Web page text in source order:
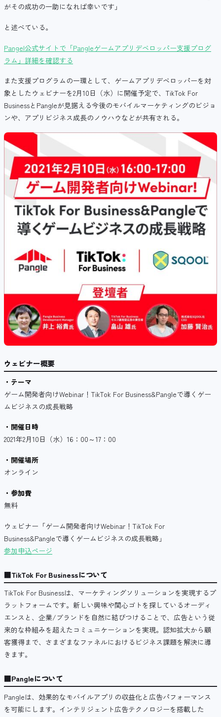
がその成功の一助になれば幸いです」
と述べている。
Pangel公式サイトで「Pangleゲームアプリデベロッパー支援プログ
ラム」詳細を確認する
また支援プログラムの一環として、ゲームアプリデベロッパーを対
象としたウェビナーを2月10日（水）に開催予定で、TikTok For
BusinessとPangleが見据える今後のモバイルマーケティングのビジョ
ンや、アプリビジネス成長のノウハウなどが共有される。
ウェビナー概要
・テーマ
ゲーム開発者向けWebinar！TikTok For Business&Pangleで導くゲー
ムビジネスの成長戦略
・開催日時
2021年2月10日（水）16：00～17：00
・開催場所
オンライン
・参加費
無料
ウェビナー「ゲーム開発者向けWebinar！TikTok For
Business&Pangleで導くゲームビジネスの成長戦略」
参加申込ページ
■TikTok For Businessについて
TikTok For Businessは、マーケティングソリューションを実現するプ
ラットフォームです。新しい興味や関心ゴトを探しているオーディ
エンスと、企業/ブランドを自然に結びつけることで、広告という従
来的な枠組みを超えたコミュニケーションを実現。認知拡大から顧
客獲得まで、さまざまなファネルにおけるビジネス課題を解決に導
きます。
■Pangleについて
Pangleは、効果的なモバイルアプリの収益化と広告パフォーマンス
を可能にします。インテリジェント広告テクノロジーを搭載した